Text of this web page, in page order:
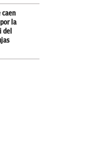
caen
la
del